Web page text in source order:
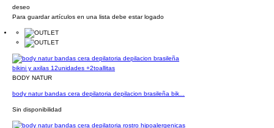
deseo
Para guardar artículos en una lista debe estar logado
BODY NATUR
body natur bandas cera depilatoria depilacion brasileña bik...
Sin disponibilidad